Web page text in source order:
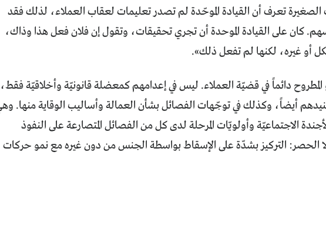
تعرف أن القيادة الموحّدة لم تصدر تعليمات لعقاب العملاء، لذلك فقد
كان على القيادة الموحدة أن تجري تحقيقات، وتقول إن فلان فعل هذا وذاك،
أو غيره، لكنها لم تفعل ذلك».
دائماً في قضيّة العملاء. ليس في إعدامهم كمعضلة قانونيّة وأخلاقيّة فقط،
أيضاً، وكذلك في توجّهات الفصائل بشأن العمالة وأساليب الوقاية منها.
الاجتماعيّة وأولويّات المرحلة لدى كل من الفصائل المتصارعة على النفوذ
الحصر: التركيز بشدّة على الإسقاط بواسطة الجنس من دون غيره مع نمو حركات